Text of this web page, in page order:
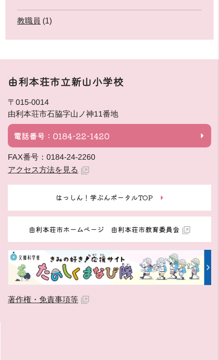
教職員 (1)
由利本荘市立新山小学校
〒015-0014
由利本荘市石脇字山ノ神11番地
電話番号：0184-22-1420
FAX番号：0184-24-2260
アクセス方法を見る
はっしん！学ぶんポータルTOP
由利本荘市ホームページ 由利本荘市教育委員会
著作権・免責事項等